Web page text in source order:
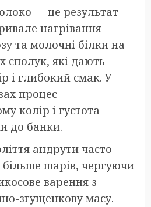
— це результат
нагрівання
та молочні білки на
сполук, які дають
і глибокий смак. У
процес
колір і густота
до банки.
андрути часто
більше шарів, чергуючи
варення з
згущенкову масу.